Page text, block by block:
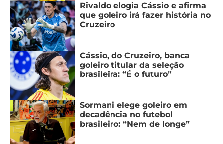
Rivaldo elogia Cássio e afirma
que goleiro irá fazer história no
Cruzeiro
Cássio, do Cruzeiro, banca
goleiro titular da seleção
brasileira: “É o futuro”
Sormani elege goleiro em
decadência no futebol
brasileiro: “Nem de longe”